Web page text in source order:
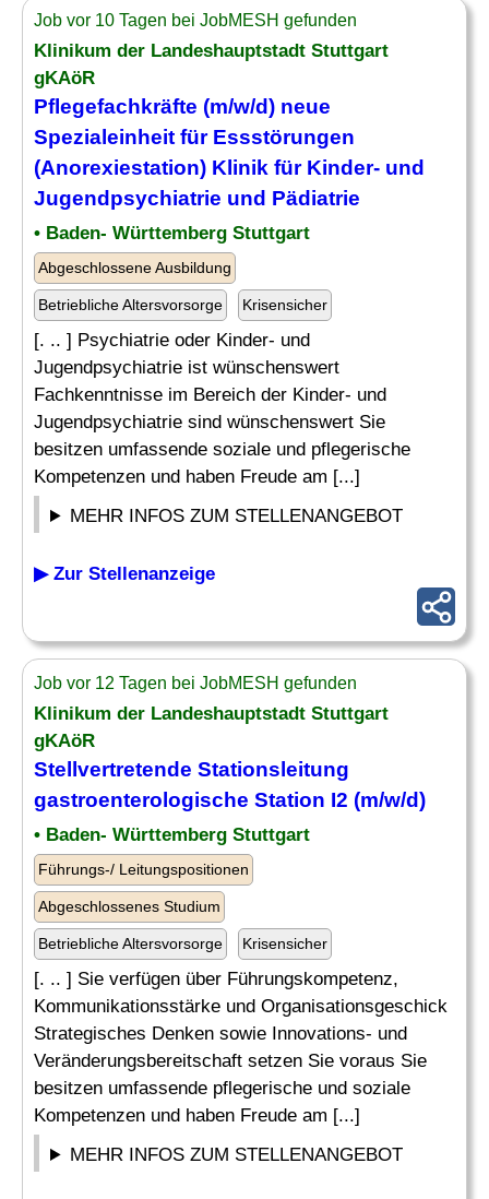
Job vor 10 Tagen bei JobMESH gefunden
Klinikum der Landeshauptstadt Stuttgart
gKAöR
Pflegefachkräfte (m/w/d) neue
Spezialeinheit für Essstörungen
(Anorexiestation) Klinik für Kinder- und
Jugendpsychiatrie und Pädiatrie
• Baden- Württemberg Stuttgart
Abgeschlossene Ausbildung
Betriebliche Altersvorsorge Krisensicher
[. .. ] Psychiatrie oder Kinder- und
Jugendpsychiatrie ist wünschenswert
Fachkenntnisse im Bereich der Kinder- und
Jugendpsychiatrie sind wünschenswert Sie
besitzen umfassende soziale und pflegerische
Kompetenzen und haben Freude am [...]
MEHR INFOS ZUM STELLENANGEBOT
▶ Zur Stellenanzeige
Job vor 12 Tagen bei JobMESH gefunden
Klinikum der Landeshauptstadt Stuttgart
gKAöR
Stellvertretende Stationsleitung
gastroenterologische Station I2 (m/w/d)
• Baden- Württemberg Stuttgart
Führungs-/ Leitungspositionen
Abgeschlossenes Studium
Betriebliche Altersvorsorge Krisensicher
[. .. ] Sie verfügen über Führungskompetenz,
Kommunikationsstärke und Organisationsgeschick
Strategisches Denken sowie Innovations- und
Veränderungsbereitschaft setzen Sie voraus Sie
besitzen umfassende pflegerische und soziale
Kompetenzen und haben Freude am [...]
MEHR INFOS ZUM STELLENANGEBOT